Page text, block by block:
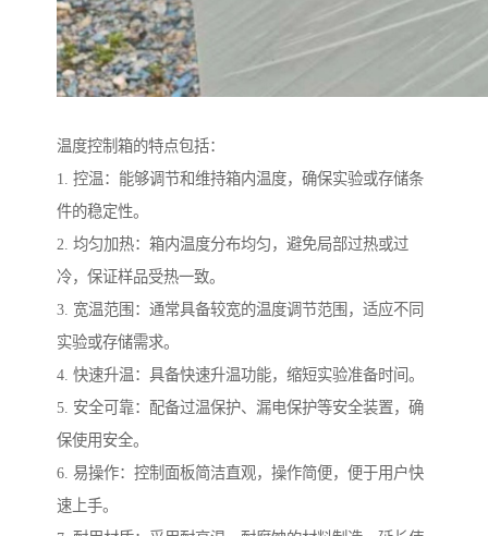
温度控制箱的特点包括：
1. 控温：能够调节和维持箱内温度，确保实验或存储条
件的稳定性。
2. 均匀加热：箱内温度分布均匀，避免局部过热或过
冷，保证样品受热一致。
3. 宽温范围：通常具备较宽的温度调节范围，适应不同
实验或存储需求。
4. 快速升温：具备快速升温功能，缩短实验准备时间。
5. 安全可靠：配备过温保护、漏电保护等安全装置，确
保使用安全。
6. 易操作：控制面板简洁直观，操作简便，便于用户快
速上手。